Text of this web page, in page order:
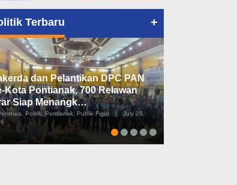
Terbaru +
dan Pelantikan DPC PAN
Kota Pontianak, 700 Relawan
Siap Menangk…
Politik, Pontianak, Publik Figur |
July 29,